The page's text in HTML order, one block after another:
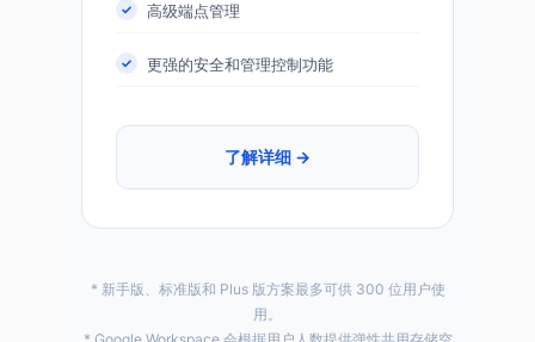
高级端点管理
更强的安全和管理控制功能
了解详细 →
* 新手版、标准版和 Plus 版方案最多可供 300 位用户使
用。